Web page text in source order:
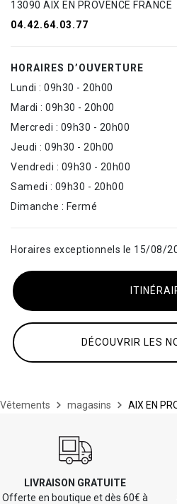
13090 AIX EN PROVENCE FRANCE
04.42.64.03.77
HORAIRES D’OUVERTURE
Lundi : 09h30 - 20h00
Mardi : 09h30 - 20h00
Mercredi : 09h30 - 20h00
Jeudi : 09h30 - 20h00
Vendredi : 09h30 - 20h00
Samedi : 09h30 - 20h00
Dimanche : Fermé
Horaires exceptionnels le 15/08/
DÉCOUVRIR LES
Vêtements magasins AIX EN
LIVRAISON GRATUITE
Offerte en boutique et dès 60€ à